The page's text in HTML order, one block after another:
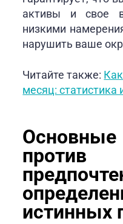
активы и свое
низкими
нарушить ваше
Читайте также:
месяц: статистика
против
истинных